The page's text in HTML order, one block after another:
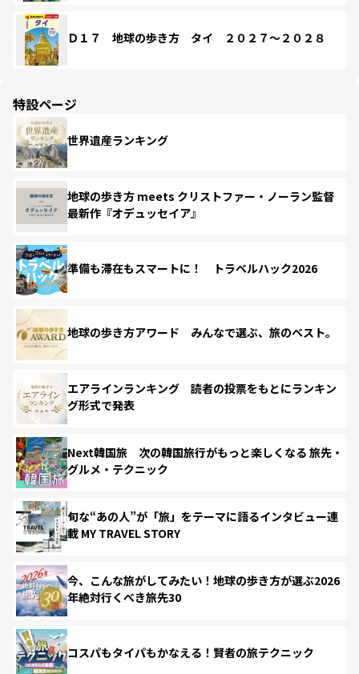
Ｄ１７ 地球の歩き方 タイ ２０２７～２０２８
特設ページ
世界遺産ランキング
地球の歩き方 meets クリストファー・ノーラン監督
最新作『オデュッセイア』
準備も滞在もスマートに！ トラベルハック2026
地球の歩き方アワード みんなで選ぶ、旅のベスト。
エアラインランキング 読者の投票をもとにランキン
グ形式で発表
Next韓国旅 次の韓国旅行がもっと楽しくなる 旅先・
グルメ・テクニック
旬な“あの人”が「旅」をテーマに語るインタビュー連
載 MY TRAVEL STORY
今、こんな旅がしてみたい！地球の歩き方が選ぶ2026
年絶対行くべき旅先30
コスパもタイパもかなえる！賢者の旅テクニック